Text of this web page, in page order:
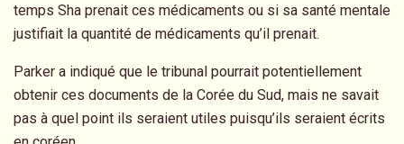
temps Sha prenait ces médicaments ou si sa santé mentale
justifiait la quantité de médicaments qu’il prenait.
Parker a indiqué que le tribunal pourrait potentiellement
obtenir ces documents de la Corée du Sud, mais ne savait
pas à quel point ils seraient utiles puisqu’ils seraient écrits